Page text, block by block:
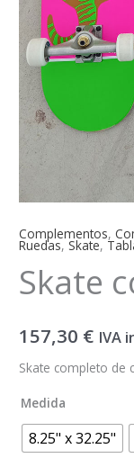
Complementos,
Ruedas, Skate,
Skate
157,30 € IVA
Skate completo de
Medida
8.25" x 32.25"